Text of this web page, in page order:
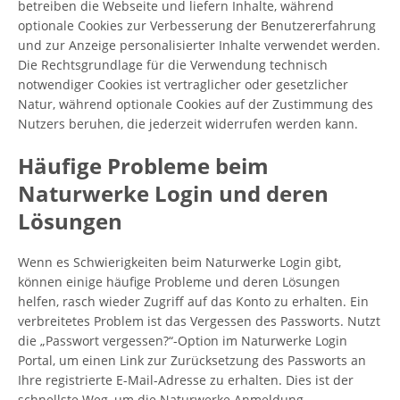
betreiben die Webseite und liefern Inhalte, während
optionale Cookies zur Verbesserung der Benutzererfahrung
und zur Anzeige personalisierter Inhalte verwendet werden.
Die Rechtsgrundlage für die Verwendung technisch
notwendiger Cookies ist vertraglicher oder gesetzlicher
Natur, während optionale Cookies auf der Zustimmung des
Nutzers beruhen, die jederzeit widerrufen werden kann.
Häufige Probleme beim
Naturwerke Login und deren
Lösungen
Wenn es Schwierigkeiten beim Naturwerke Login gibt,
können einige häufige Probleme und deren Lösungen
helfen, rasch wieder Zugriff auf das Konto zu erhalten. Ein
verbreitetes Problem ist das Vergessen des Passworts. Nutzt
die „Passwort vergessen?“-Option im Naturwerke Login
Portal, um einen Link zur Zurücksetzung des Passworts an
Ihre registrierte E-Mail-Adresse zu erhalten. Dies ist der